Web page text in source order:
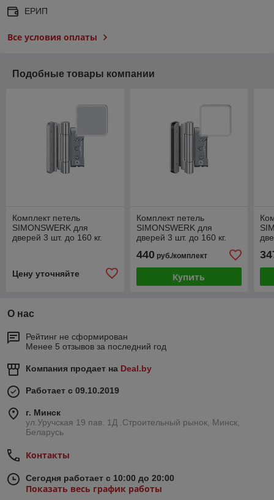
ЕРИП
Все условия оплаты
Подобные товары компании
Комплект петель
SIMONSWERK для
дверей 3 шт. до 160 кг.
Цену уточняйте
Комплект петель
SIMONSWERK для
дверей 3 шт. до 160 кг.
противовзломным
штифтом
440руб./комплект
Купить
с
О нас
Рейтинг не сформирован
Менее 5 отзывов за последний год
Компания продает на Deal.by
Работает с 09.10.2019
г. Минск
ул.Уручская 19 пав. 1Д .Строительный рынок, Минск,
Беларусь
Контакты
Сегодня работает с 10:00 до 20:00
Показать весь график работы